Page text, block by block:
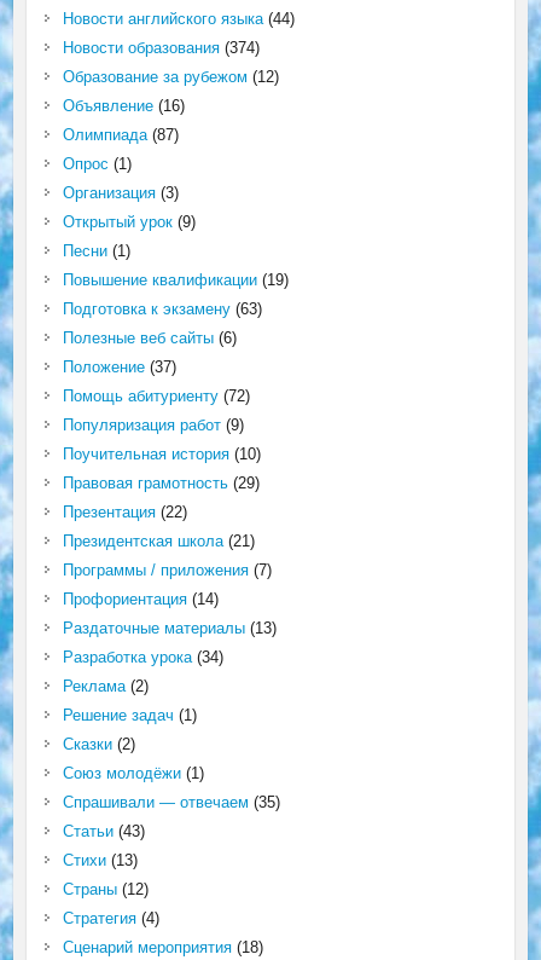
Новости английского языка(44)
Новости образования(374)
Образование за рубежом (12)
Объявление(16)
Олимпиада(87)
Опрос (1)
Организация(3)
Открытый урок(9)
Песни(1)
Повышение квалификации(19)
Подготовка к экзамену(63)
Полезные веб сайты(6)
Положение(37)
Помощь абитуриенту(72)
Популяризация работ(9)
Поучительная история(10)
Правовая грамотность(29)
Презентация(22)
Президентская школа(21)
Программы / приложения(7)
Профориентация(14)
Раздаточные материалы(13)
Разработка урока(34)
Реклама(2)
Решение задач (1)
Сказки(2)
Союз молодёжи(1)
Спрашивали — отвечаем (35)
Статьи(43)
Стихи(13)
Страны(12)
Стратегия(4)
Сценарий мероприятия(18)